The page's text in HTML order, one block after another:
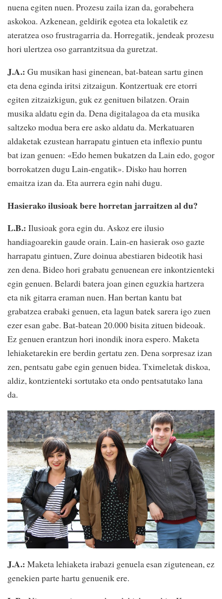
nuena egiten nuen. Prozesu zaila izan da, gorabehera
askokoa. Azkenean, geldirik egotea eta lokaletik ez
ateratzea oso frustragarria da. Horregatik, jendeak prozesu
hori ulertzea oso garrantzitsua da guretzat.
J.A.: Gu musikan hasi ginenean, bat-batean sartu ginen
eta dena eginda iritsi zitzaigun. Kontzertuak ere etorri
egiten zitzaizkigun, guk ez genituen bilatzen. Orain
musika aldatu egin da. Dena digitalagoa da eta musika
saltzeko modua bera ere asko aldatu da. Merkatuaren
aldaketak ezustean harrapatu gintuen eta inflexio puntu
bat izan genuen: «Edo hemen bukatzen da Lain edo, gogor
borrokatzen dugu Lain-engatik». Disko hau horren
emaitza izan da. Eta aurrera egin nahi dugu.
Hasierako ilusioak bere horretan jarraitzen al du?
L.B.: Ilusioak gora egin du. Askoz ere ilusio
handiagoarekin gaude orain. Lain-en hasierak oso gazte
harrapatu gintuen, Zure doinua abestiaren bideotik hasi
zen dena. Bideo hori grabatu genuenean ere inkontzienteki
egin genuen. Belardi batera joan ginen eguzkia hartzera
eta nik gitarra eraman nuen. Han bertan kantu bat
grabatzea erabaki genuen, eta lagun batek sarera igo zuen
ezer esan gabe. Bat-batean 20.000 bisita zituen bideoak.
Ez genuen erantzun hori inondik inora espero. Maketa
lehiaketarekin ere berdin gertatu zen. Dena sorpresaz izan
zen, pentsatu gabe egin genuen bidea. Tximeletak diskoa,
aldiz, kontzienteki sortutako eta ondo pentsatutako lana
da.
J.A.: Maketa lehiaketa irabazi genuela esan zigutenean, ez
genekien parte hartu genuenik ere.